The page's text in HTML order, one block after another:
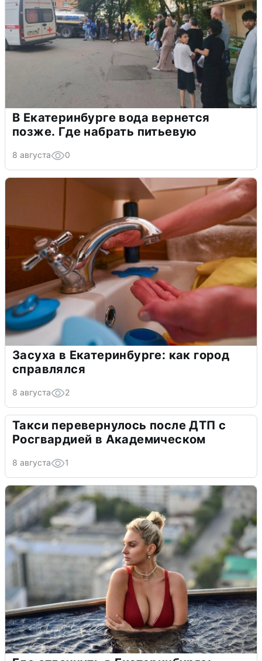
В Екатеринбурге вода вернется
позже. Где набрать питьевую
8 августа 0
Засуха в Екатеринбурге: как город
справлялся
8 августа 2
Такси перевернулось после ДТП с
Росгвардией в Академическом
8 августа 1